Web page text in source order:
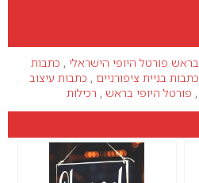
בראש פורטל היופי הישראלי , כתבות
כתבות בניית ציפורניים , כתבות עיצוב
, פורטל היופי בראש , רכילות